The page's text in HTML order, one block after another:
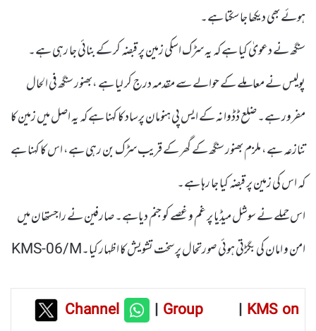
ہوئے بھی دیکھا جاسکتا ہے۔
سنگھ نے دعویٰ کیا ہے کہ یہ سڑک اسکی زمین پر قبضہ کر کے بنائی جا رہی ہے۔
پولیس نے معاملے کے حوالے سے مقدمہ درج کر لیا ہے ،بھنور سنگھ فی الحال
مفرور ہے۔ ضلع ڈڈوانہ کے ایس پی ہنومان پرساد کا کہنا ہے کہ یہ اصل میں زمین کا
تنازعہ ہے، ملزم بھنور سنگھ کے گھر کے قریب سڑک بن رہی ہے، اس کا کہنا ہے
کہ اس کی زمین پر قبضہ کیا جا رہا ہے۔
اس حملے نے سوشل میڈیا پر غم و غصے کو جنم دیاہے۔ صارفین نے راجستھان میں
امن و امان کی بگڑتی ہوئی صورتحال پر سخت تشویش کا اظہار کیا۔KMS-06/M
Channel |Group | KMS on